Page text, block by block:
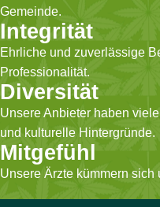
Gemeinde.
Integrität
Ehrliche und zuverlässige
Professionalität.
Diversität
Unsere Anbieter haben
und kulturelle Hintergründe.
Mitgefühl
Unsere Ärzte kümmern